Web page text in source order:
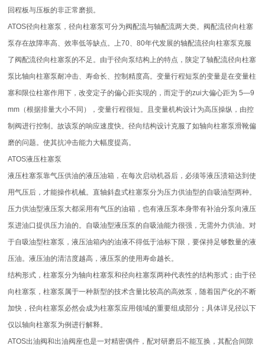
回程板与压板的非正常磨损。
ATOS径向柱塞泵，径向柱塞泵可分为阀配流与轴配流两大类。阀配流径向柱塞
泵存在故障率高、效率低等缺点。上70、80年代发展的轴配流径向柱塞泵克服
了阀配流径向柱塞泵的不足。由于径向泵结构上的特点，陕定了轴配流径向柱塞
泵比轴向柱塞泵耐冲击、寿命长、控制精度高。变量行程短泵的变量是在变量柱
塞和限位柱塞作用下，改变定子的偏心距实现的，而定于的zui大偏心距为 5—9
mm（根据排量大小不同），变量行程很短。且变量机构设计为高压操纵，由控
制阀进行控制。故该泵的响应速度快。径向结构设计克服了如轴向柱塞泵滑靴偏
磨的问题。使其抗冲击能力大幅度提高。
ATOS液压柱塞泵
液压柱塞泵靠气压供油的液压油箱，在每次启动机器后，必须等液压渍箱达到使
用气压后，才能操作机械。直轴斜盘式柱塞泵分为压力供油型的自吸油型两种。
压力供油型液压泵大都采用有气压的油箱，也有液压泵本身带有补油分泵向液压
泵进油口提供压力油的。自吸油型液压泵的自吸油能力很强，无需外力供油。对
于自吸油型柱塞泵，液压油箱内的油液不得低于油标下限，要保持足够数量的液
压油。液压油的清洁度越高，液压泵的使用寿命越长。
结构形式，柱塞泵分为轴向柱塞泵和径向柱塞泵两种代表性的结构形式；由于径
向柱塞泵，柱塞泵属于一种新型的技术含量比较高的高效泵，随着国产化的不断
加快，径向柱塞泵必然会成为柱塞泵应用领域的重要组成部分；具体详见径以下
仅以轴向柱塞泵为例进行解释。
ATOS出油阀和出油阀座也是一对精密偶件，配对研磨后不能互换，其配合间隙